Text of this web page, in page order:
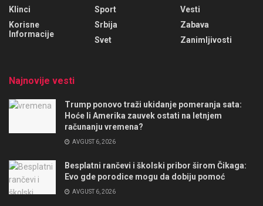
Klinci
Korisne
Informacije
Sport
Srbija
Svet
Vesti
Zabava
Zanimljivosti
Najnovije vesti
Trump ponovo traži ukidanje pomeranja sata:
Hoće li Amerika zauvek ostati na letnjem
računanju vremena?
AVGUST 6, 2026
Besplatni rančevi i školski pribor širom Čikaga:
Evo gde porodice mogu da dobiju pomoć
AVGUST 6, 2026